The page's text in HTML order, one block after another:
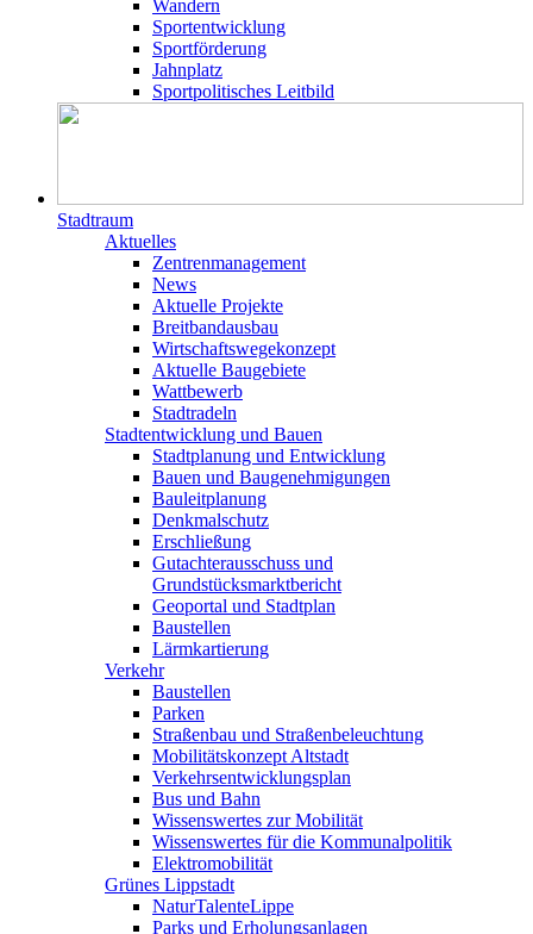
Wandern
Sportentwicklung
Sportförderung
Jahnplatz
Sportpolitisches Leitbild
Stadtraum
Aktuelles
Zentrenmanagement
News
Aktuelle Projekte
Breitbandausbau
Wirtschaftswegekonzept
Aktuelle Baugebiete
Wattbewerb
Stadtradeln
Stadtentwicklung und Bauen
Stadtplanung und Entwicklung
Bauen und Baugenehmigungen
Bauleitplanung
Denkmalschutz
Erschließung
Gutachterausschuss und
Grundstücksmarktbericht
Geoportal und Stadtplan
Baustellen
Lärmkartierung
Verkehr
Baustellen
Parken
Straßenbau und Straßenbeleuchtung
Mobilitätskonzept Altstadt
Verkehrsentwicklungsplan
Bus und Bahn
Wissenswertes zur Mobilität
Wissenswertes für die Kommunalpolitik
Elektromobilität
Grünes Lippstadt
NaturTalenteLippe
Parks und Erholungsanlagen